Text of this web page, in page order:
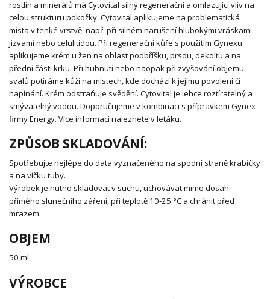
rostlin a minerálů má Cytovital silný regenerační a omlazující vliv na
celou strukturu pokožky. Cytovital aplikujeme na problematická
místa v tenké vrstvě, např. při silném narušení hlubokými vráskami,
jizvami nebo celulitidou. Při regenerační kůře s použitím Gynexu
aplikujeme krém u žen na oblast podbříšku, prsou, dekoltu a na
přední části krku. Při hubnutí nebo naopak při zvyšování objemu
svalů potíráme kůži na místech, kde dochází k jejímu povolení či
napínání. Krém odstraňuje svědění. Cytovital je lehce roztíratelný a
smývatelný vodou. Doporučujeme v kombinaci s přípravkem Gynex
firmy Energy. Více informací naleznete v letáku.
ZPŮSOB SKLADOVÁNÍ:
Spotřebujte nejlépe do data vyznačeného na spodní straně krabičky
a na víčku tuby.
Výrobek je nutno skladovat v suchu, uchovávat mimo dosah
přímého slunečního záření, při teplotě 10-25 °C a chránit před
mrazem.
OBJEM
50 ml
VÝROBCE